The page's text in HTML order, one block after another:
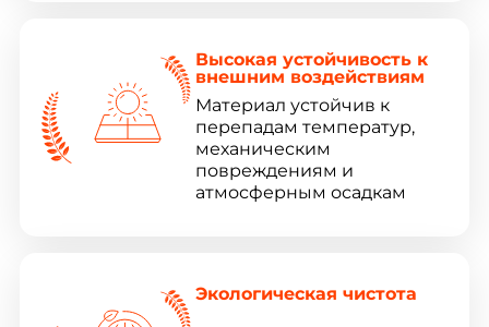
Высокая устойчивость к
внешним воздействиям
Материал устойчив к
перепадам температур,
механическим
повреждениям и
атмосферным осадкам
Экологическая чистота